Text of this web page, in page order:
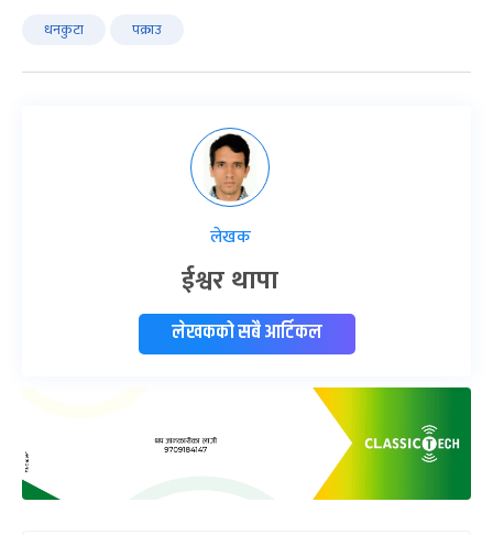
धनकुटा पक्राउ
लेखक
ईश्वर थापा
लेखकको सबै आर्टिकल